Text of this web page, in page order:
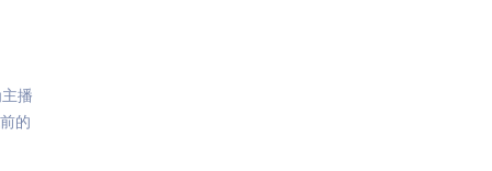
播
的